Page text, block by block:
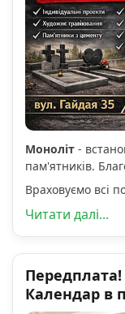
Моноліт -
пам'ятників.
Враховуємо всі
Читати далі...
Календар в